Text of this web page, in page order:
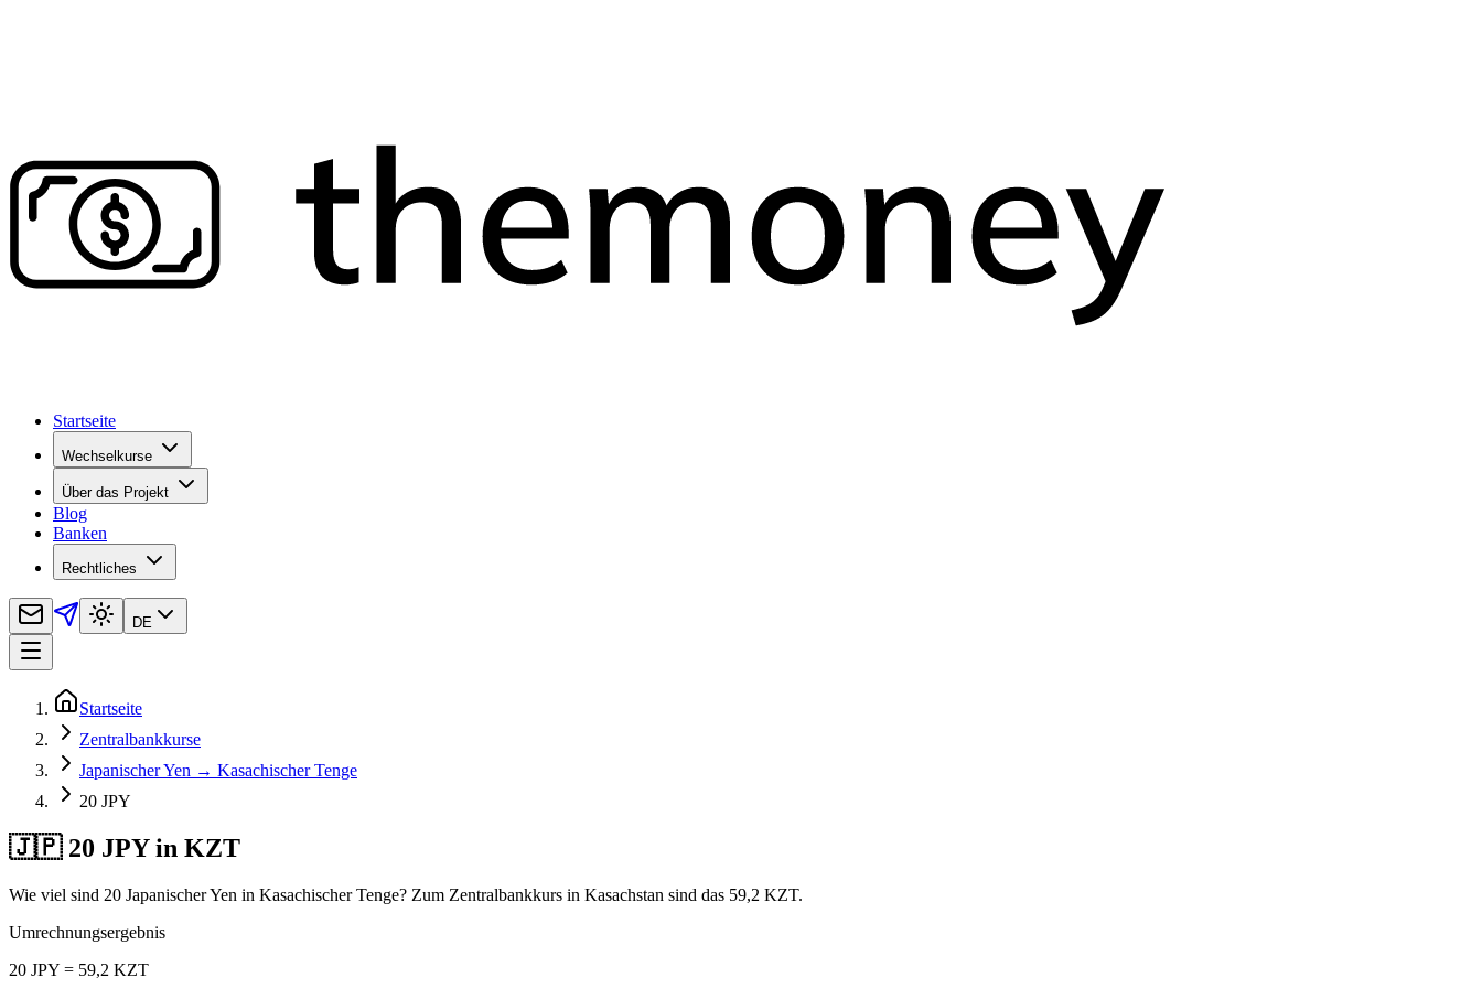
Startseite
Wechselkurse
Über das Projekt
Blog
Banken
Rechtliches
DE
Startseite
Zentralbankkurse
Japanischer Yen → Kasachischer Tenge
20 JPY
🇯🇵 20 JPY in KZT
Wie viel sind 20 Japanischer Yen in Kasachischer Tenge? Zum Zentralbankkurs in Kasachstan sind das 59,2 KZT.
Umrechnungsergebnis
20 JPY = 59,2 KZT